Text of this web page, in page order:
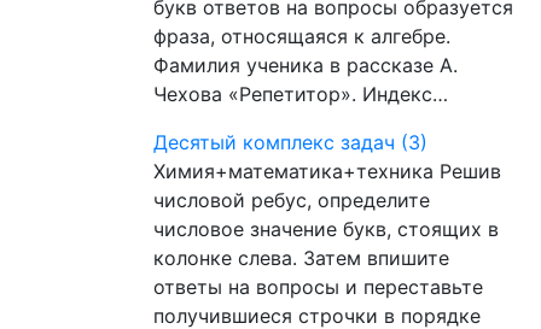
букв ответов на вопросы образуется
фраза, относящаяся к алгебре.
Фамилия ученика в рассказе А.
Чехова «Репетитор». Индекс…
Десятый комплекс задач (3)
Химия+математика+техника Решив
числовой ребус, определите
числовое значение букв, стоящих в
колонке слева. Затем впишите
ответы на вопросы и переставьте
получившиеся строчки в порядке